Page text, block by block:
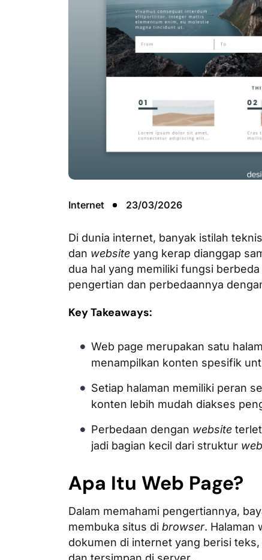
Internet 23/03/2026
Di dunia internet, banyak istilah
dan website yang kerap dianggap
dua hal yang memiliki fungsi
pengertian dan perbedaannya
Key Takeaways:
Web page merupakan satu
menampilkan konten spesifik
Setiap halaman memiliki peran
konten lebih mudah diakses
Perbedaan dengan website
jadi bagian kecil dari struktur
Apa Itu Web Page?
Dalam memahami pengertiannya,
membuka situs di browser. Halaman
dokumen di internet yang berisi